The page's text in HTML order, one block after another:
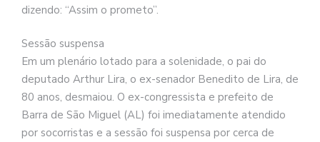
dizendo: “Assim o prometo”.
Sessão suspensa
Em um plenário lotado para a solenidade, o pai do
deputado Arthur Lira, o ex-senador Benedito de Lira, de
80 anos, desmaiou. O ex-congressista e prefeito de
Barra de São Miguel (AL) foi imediatamente atendido
por socorristas e a sessão foi suspensa por cerca de